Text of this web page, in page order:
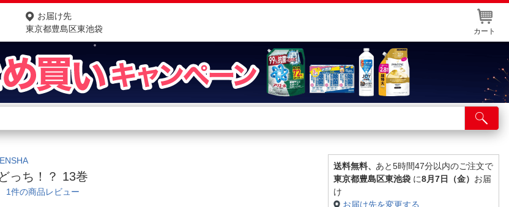
お届け先
東京都豊島区東池袋
カート
商品をさがす
ランキングからさがす
カテゴリ一覧からさがす
店舗サービス
ネット取り置き
っち！？ 13巻
1件の商品レビュー
送料無料、 あと5時間47分以内のご注文で
東京都豊島区東池袋 に8月7日（金） お届
け
お届け先を変更する